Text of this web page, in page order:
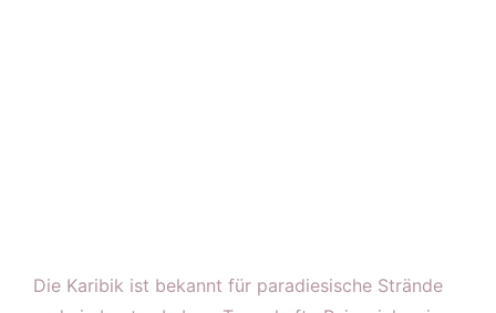
Die Karibik ist bekannt für paradiesische Strände